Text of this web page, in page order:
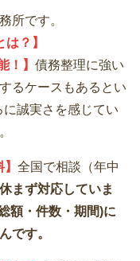
所です。
？】
！】 債務整理に強い
るケースもあるとい
誠実さを感じてい
全国で相談（年中
まず対応していま
額・件数・期間)に
です。